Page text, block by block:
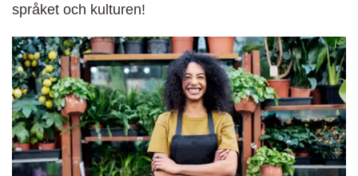
språket och kulturen!